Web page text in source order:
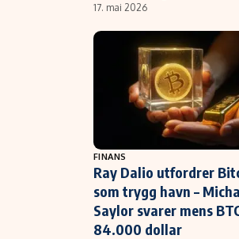
17. mai 2026
FINANS
Ray Dalio utfordrer
som trygg havn –
Saylor svarer mens
84.000 dollar